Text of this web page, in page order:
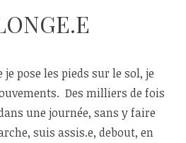
je pose les pieds sur le sol, je
Des milliers de fois
une journée, sans y faire
suis assis.e, debout, en